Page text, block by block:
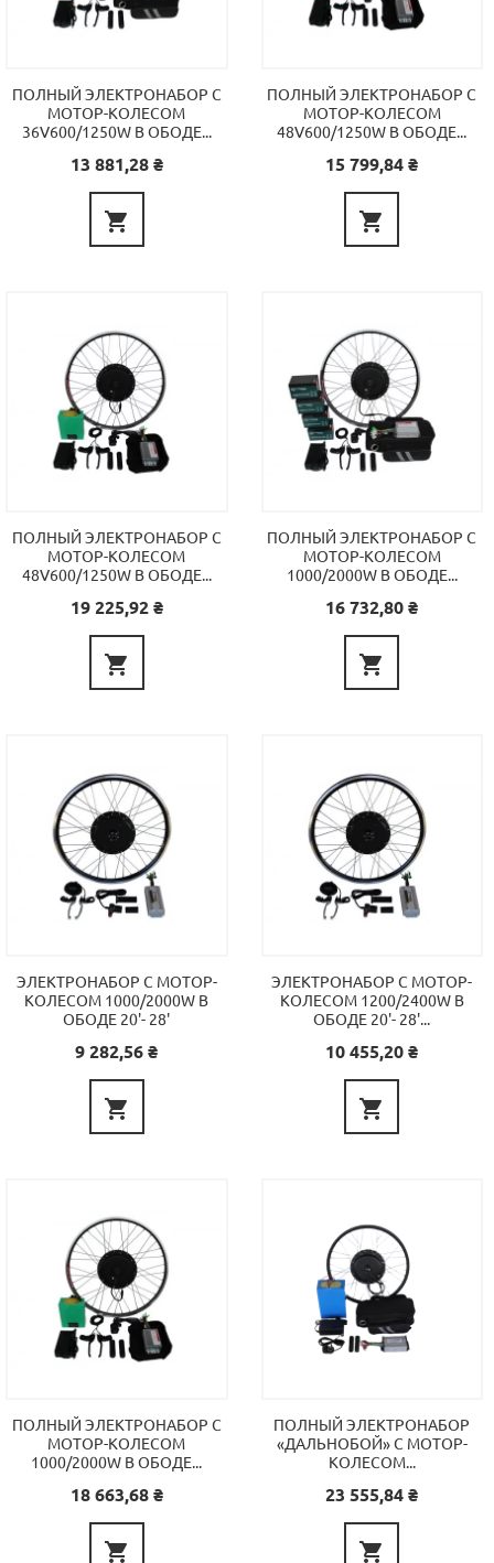
ПОЛНЫЙ ЭЛЕКТРОНАБОР С
МОТОР-КОЛЕСОМ
36V600/1250W В ОБОДЕ...
Цена
13 881,28 ₴

ПОЛНЫЙ ЭЛЕКТРОНАБОР С
МОТОР-КОЛЕСОМ
48V600/1250W В ОБОДЕ...
Цена
15 799,84 ₴

ПОЛНЫЙ ЭЛЕКТРОНАБОР С
МОТОР-КОЛЕСОМ
48V600/1250W В ОБОДЕ...
Цена
19 225,92 ₴

ПОЛНЫЙ ЭЛЕКТРОНАБОР С
МОТОР-КОЛЕСОМ
1000/2000W В ОБОДЕ...
Цена
16 732,80 ₴

ЭЛЕКТРОНАБОР С МОТОР-
КОЛЕСОМ 1000/2000W В
ОБОДЕ 20'- 28'
Цена
9 282,56 ₴

ЭЛЕКТРОНАБОР С МОТОР-
КОЛЕСОМ 1200/2400W В
ОБОДЕ 20'- 28'...
Цена
10 455,20 ₴

ПОЛНЫЙ ЭЛЕКТРОНАБОР С
МОТОР-КОЛЕСОМ
1000/2000W В ОБОДЕ...
Цена
18 663,68 ₴

ПОЛНЫЙ ЭЛЕКТРОНАБОР
«ДАЛЬНОБОЙ» С МОТОР-
КОЛЕСОМ...
Цена
23 555,84 ₴
